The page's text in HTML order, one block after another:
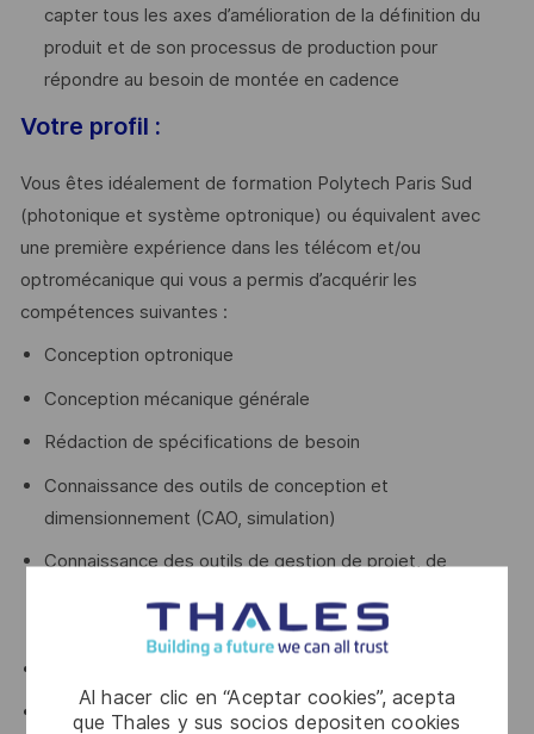
Al hacer clic en “Aceptar cookies”, acepta
que Thales y sus socios depositen cookies
capter tous les axes d’amélioration de la définition du
produit et de son processus de production pour
répondre au besoin de montée en cadence
Votre profil :
Vous êtes idéalement de formation Polytech Paris Sud
(photonique et système optronique) ou équivalent avec
une première expérience dans les télécom et/ou
optromécanique qui vous a permis d’acquérir les
compétences suivantes :
Conception optronique
Conception mécanique générale
Rédaction de spécifications de besoin
Connaissance des outils de conception et
dimensionnement (CAO, simulation)
Connaissance des outils de gestion de projet, de
Management transverse